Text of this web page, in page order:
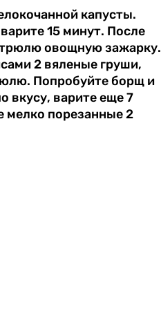
капусты.
15 минут. После
овощную зажарку.
2 вяленые груши,
Попробуйте борщ и
вкусу, варите еще 7
мелко порезанные 2